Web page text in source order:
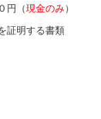
円（現金のみ）
証明する書類